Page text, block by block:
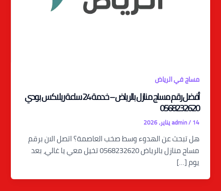
مساج في الرياض
أفضل رقم مساج منازل بالرياض – خدمة 24 ساعة ريلاكس بودي
0568232620
admin/14 يناير، 2026
هل تبحث عن الهدوء وسط صخب العاصمة؟ اتصل الان برقم
مساج منازل بالرياض 0568232620 تخيل معي يا غالي، بعد
يوم […]